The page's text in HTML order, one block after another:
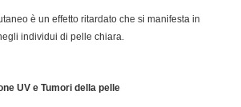
è un effetto ritardato che si manifesta in
individui di pelle chiara.
UV e Tumori della pelle